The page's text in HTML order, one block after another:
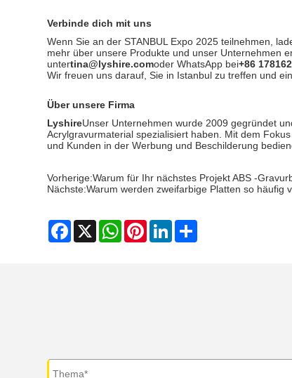
Verbinde dich mit uns
Wenn Sie an der STANBUL Expo 2025 teilnehmen,
mehr über unsere Produkte und unser Unternehmen
untertina@lyshire.comoder WhatsApp bei+86
Wir freuen uns darauf, Sie in Istanbul zu treffen und
Über unsere Firma
LyshireUnser Unternehmen wurde 2009 gegründet
Acrylgravurmaterial spezialisiert haben. Mit dem
und Kunden in der Werbung und Beschilderung
Vorherige:Warum für Ihr nächstes Projekt ABS -
Nächste:Warum werden zweifarbige Platten so häufig
Facebook
X WhatsAppPinterestLinkedIn